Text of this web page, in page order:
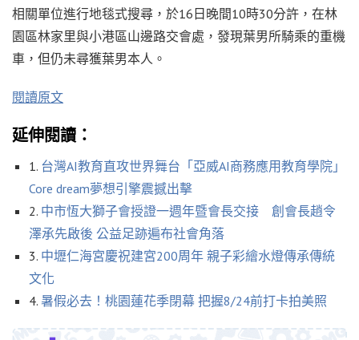
相關單位進行地毯式搜尋，於16日晚間10時30分許，在林
園區林家里與小港區山邊路交會處，發現葉男所騎乘的重機
車，但仍未尋獲葉男本人。
閱讀原文
延伸閱讀：
1. 台灣AI教育直攻世界舞台「亞威AI商務應用教育學院」
Core dream夢想引擎震撼出擊
2. 中市恆大獅子會授證一週年暨會長交接 創會長趙令
澤承先啟後 公益足跡遍布社會角落
3. 中壢仁海宮慶祝建宮200周年 親子彩繪水燈傳承傳統
文化
4. 暑假必去！桃園蓮花季閉幕 把握8/24前打卡拍美照